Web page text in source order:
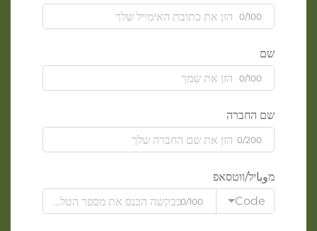
0/100
שם
0/100
שם החברה
0/200
מوباיל/ווטסאפ
Code
0/100